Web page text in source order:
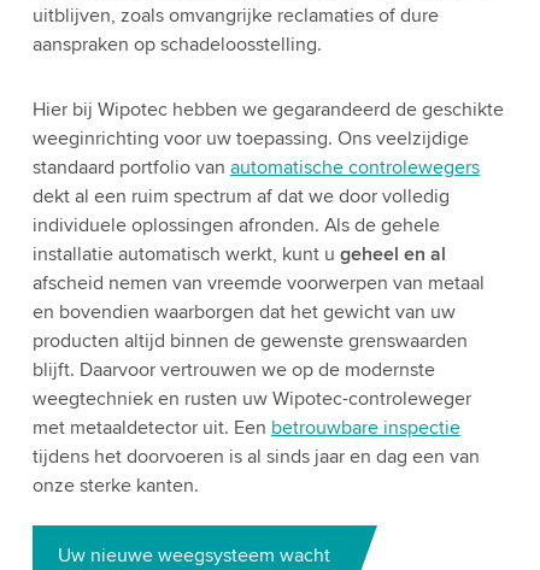
uitblijven, zoals omvangrijke reclamaties of dure
aanspraken op schadeloosstelling.
Hier bij Wipotec hebben we gegarandeerd de geschikte
weeginrichting voor uw toepassing. Ons veelzijdige
standaard portfolio van automatische controlewegers
dekt al een ruim spectrum af dat we door volledig
individuele oplossingen afronden. Als de gehele
installatie automatisch werkt, kunt u geheel en al
afscheid nemen van vreemde voorwerpen van metaal
en bovendien waarborgen dat het gewicht van uw
producten altijd binnen de gewenste grenswaarden
blijft. Daarvoor vertrouwen we op de modernste
weegtechniek en rusten uw Wipotec-controleweger
met metaaldetector uit. Een betrouwbare inspectie
tijdens het doorvoeren is al sinds jaar en dag een van
onze sterke kanten.
Uw nieuwe weegsysteem wacht